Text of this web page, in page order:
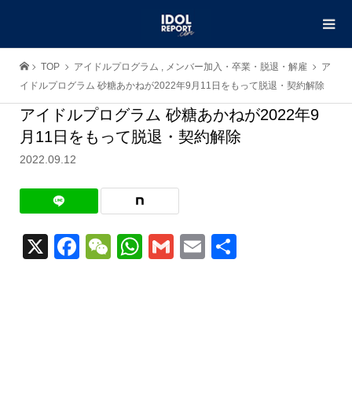
TOP アイドルプログラム , メンバー加入・卒業・脱退・解雇
ア
イドルプログラム 砂糖あかねが2022年9月11日をもって脱退・契約解除
アイドルプログラム 砂糖あかねが2022年9
月11日をもって脱退・契約解除
2022.09.12
X Facebook
WeChat
WhatsApp
GmailEmail